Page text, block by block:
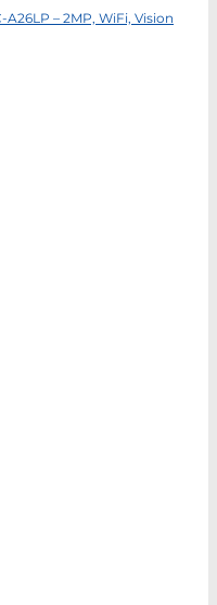
– 2MP, WiFi, Vision